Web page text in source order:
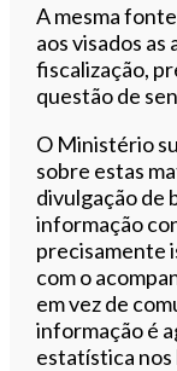
A mesma
aos visados
fiscalização,
questão de
O Ministério
sobre estas
divulgação de
informação
precisamente
com o
em vez de
informação é
estatística nos